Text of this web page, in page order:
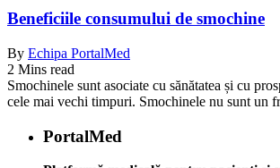
Beneficiile consumului de smochine
By Echipa PortalMed
2 Mins read
Smochinele sunt asociate cu sănătatea și cu
cele mai vechi timpuri. Smochinele nu sunt un
PortalMed